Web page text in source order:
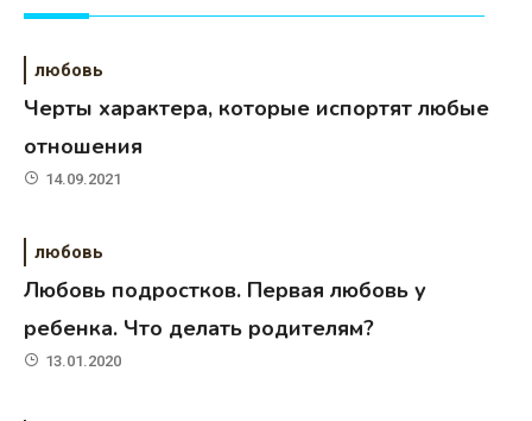
любовь
Черты характера, которые испортят любые
отношения
14.09.2021
любовь
Любовь подростков. Первая любовь у
ребенка. Что делать родителям?
13.01.2020